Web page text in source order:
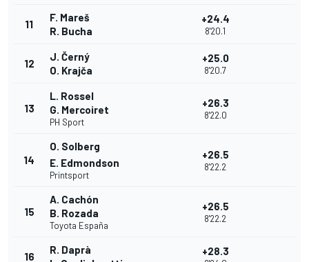
11
F. Mareš
R. Bucha
+24.4
8'20.1
12
J. Černý
O. Krajča
+25.0
8'20.7
13
L. Rossel
G. Mercoiret
PH Sport
+26.3
8'22.0
14
O. Solberg
E. Edmondson
Printsport
+26.5
8'22.2
15
A. Cachón
B. Rozada
Toyota España
+26.5
8'22.2
16
R. Daprà
+28.3